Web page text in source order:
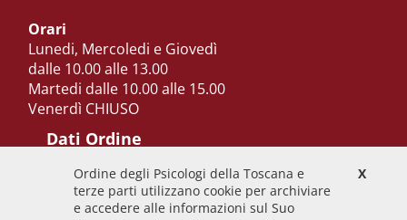
Orari
Lunedi, Mercoledi e Giovedì
dalle 10.00 alle 13.00
Martedi dalle 10.00 alle 15.00
Venerdì CHIUSO
Dati Ordine
Codice Fiscale
92009700458
X
Ordine degli Psicologi della Toscana e
terze parti utilizzano cookie per archiviare
e accedere alle informazioni sul Suo